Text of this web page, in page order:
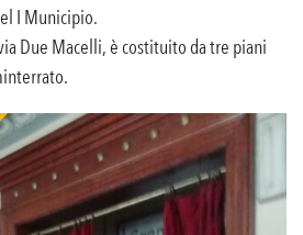
I Municipio.
Due Macelli, è costituito da tre piani